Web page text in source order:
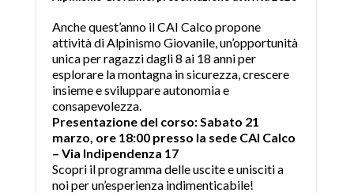
Anche quest’anno il CAI Calco propone
attività di Alpinismo Giovanile, un’opportunità
unica per ragazzi dagli 8 ai 18 anni per
esplorare la montagna in sicurezza, crescere
insieme e sviluppare autonomia e
consapevolezza.
Presentazione del corso: Sabato 21
marzo, ore 18:00 presso la sede CAI Calco
– Via Indipendenza 17
Scopri il programma delle uscite e unisciti a
noi per un’esperienza indimenticabile!